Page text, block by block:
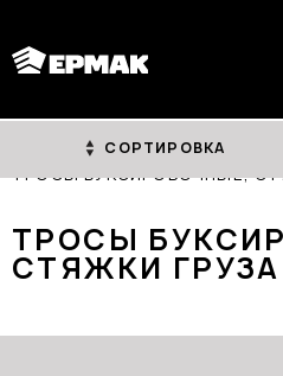
ГЛАВНАЯ
КАТАЛОГ
ТРОСЫ БУКСИРОВОЧНЫЕ,
ТРОСЫ
СТЯЖКИ ГРУЗА
СОРТИРОВКА